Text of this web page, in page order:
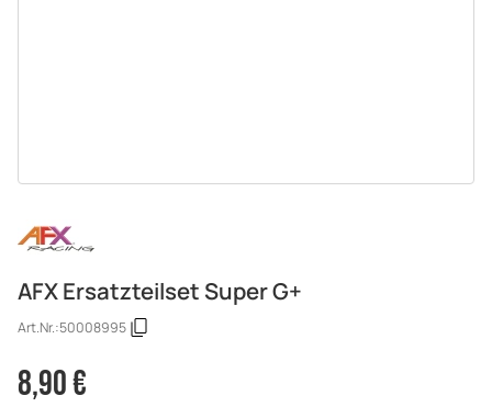
AFX Ersatzteilset Super G+
Art.Nr.:50008995
8,90 €